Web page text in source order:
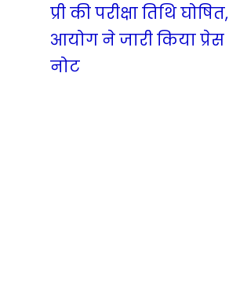
प्री की परीक्षा तिथि घोषित,
आयोग ने जारी किया प्रेस
नोट